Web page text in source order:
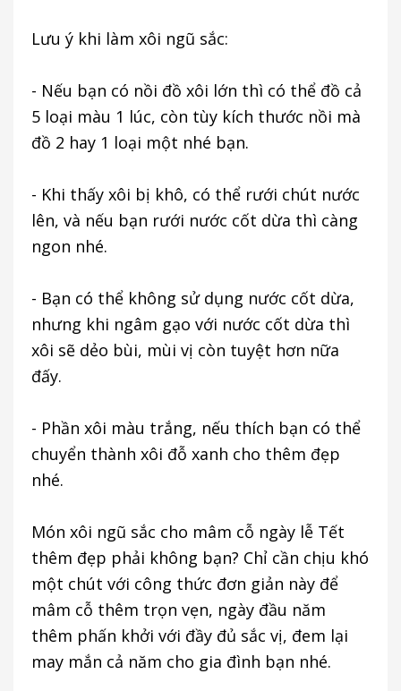
Lưu ý khi làm xôi ngũ sắc:
- Nếu bạn có nồi đồ xôi lớn thì có thể đồ cả
5 loại màu 1 lúc, còn tùy kích thước nồi mà
đồ 2 hay 1 loại một nhé bạn.
- Khi thấy xôi bị khô, có thể rưới chút nước
lên, và nếu bạn rưới nước cốt dừa thì càng
ngon nhé.
- Bạn có thể không sử dụng nước cốt dừa,
nhưng khi ngâm gạo với nước cốt dừa thì
xôi sẽ dẻo bùi, mùi vị còn tuyệt hơn nữa
đấy.
- Phần xôi màu trắng, nếu thích bạn có thể
chuyển thành xôi đỗ xanh cho thêm đẹp
nhé.
Món xôi ngũ sắc cho mâm cỗ ngày lễ Tết
thêm đẹp phải không bạn? Chỉ cần chịu khó
một chút với công thức đơn giản này để
mâm cỗ thêm trọn vẹn, ngày đầu năm
thêm phấn khởi với đầy đủ sắc vị, đem lại
may mắn cả năm cho gia đình bạn nhé.